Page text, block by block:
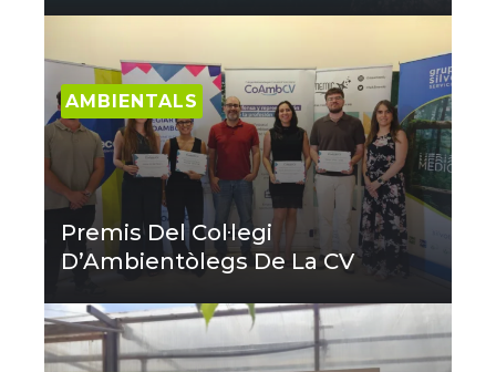
AMBIENTALS
Premis Del Col·legi
D’Ambientòlegs De La CV